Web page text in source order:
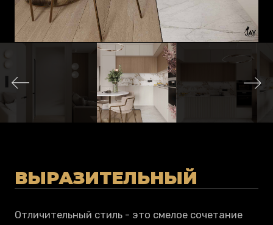
ВЫРАЗИТЕЛЬНЫЙ
Отличительный стиль - это смелое сочетание